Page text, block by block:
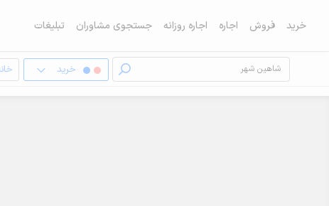
خرید فروش اجاره اجاره روزانه جستجوی مشاوران تبلیغات
خرید